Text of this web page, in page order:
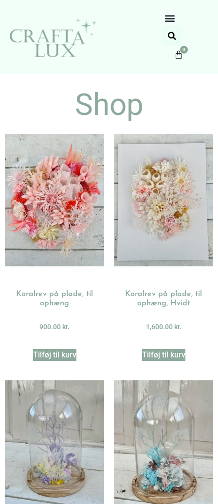
0
Shop
Koralrev på plade, til
ophæng
900.00 kr.
Tilføj til kurv
Koralrev på plade, til
ophæng, Hvidt
1,600.00 kr.
Tilføj til kurv